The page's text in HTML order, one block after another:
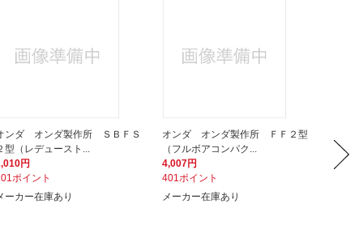
ンダ オンダ製作所 ＳＢＦＳ
型（レデュースト...
円
ポイント
ーカー在庫あり
オンダ オンダ製作所 ＦＦ２型
（フルボアコンパク...
4,007円
401ポイント
メーカー在庫あり
Ｒｃ
4,761円